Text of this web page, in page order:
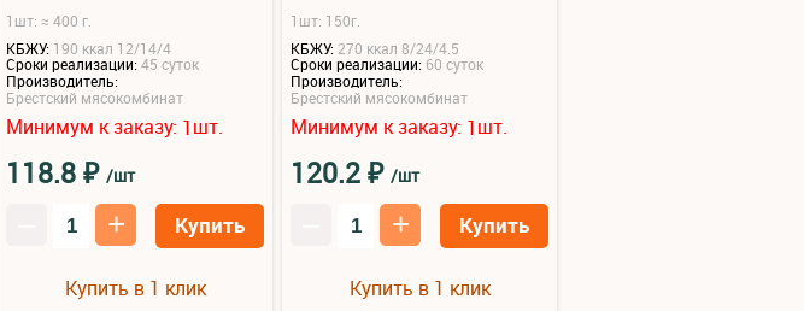
1шт: ≈ 400 г.
КБЖУ: 190 ккал 12/14/4
Сроки реализации:45 суток
Производитель:
Брестский мясокомбинат
Минимум к заказу: 1шт.
118.8₽ /шт
+ Купить
Купить в 1 клик
1шт: 150г.
КБЖУ: 270 ккал 8/24/4.5
Сроки реализации: 60 суток
Производитель:
Брестский мясокомбинат
Минимум к заказу: 1шт.
120.2₽ /шт
+ Купить
Купить в 1 клик